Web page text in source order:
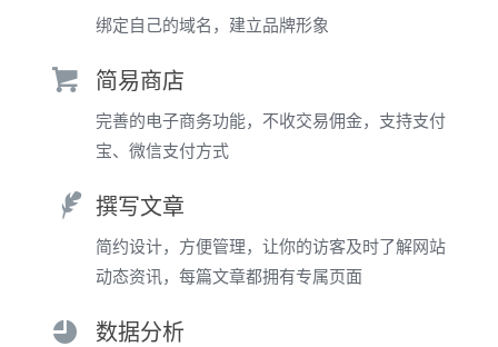
绑定自己的域名，建立品牌形象
简易商店
完善的电子商务功能，不收交易佣金，支持支付
宝、微信支付方式
撰写文章
简约设计，方便管理，让你的访客及时了解网站
动态资讯，每篇文章都拥有专属页面
数据分析